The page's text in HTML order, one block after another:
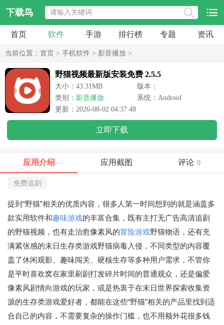
下载鸟
首页 软件 手游 排行榜 专题 资讯
当前位置： 首页 > 手机软件 > 影音播放 >
野猫视频最新版安装免费 2.5.5
大小：43.31MB
版本：
类别： 影音播放
系统：Android
更新：2026-08-02 04:37:48
立即下载
应用介绍 应用截图 评论 0
免费追剧
提到“野猫”相关的优质内容，很多人第一时间想到的就是涵盖多
款实用软件和趣味游戏的丰富合集，既有主打无广告高清追剧
的野猫视频，也有走治愈像素风的冒险游戏野猫物语，还有充
满紧张感的末日生存类游戏野猫病毒入侵，不同类型的内容覆
盖了休闲观影、趣味闯关、硬核生存等多种用户需求，不管你
是平时喜欢窝在家里刷剧打发碎片时间的普通观众，还是偏爱
像素风剧情向游戏的玩家，或是热衷于在末日世界探索收集资
源的生存类游戏爱好者，都能在这些“野猫”相关的产品里找到适
合自己的内容，不需要复杂的操作门槛，也不用额外花很多钱